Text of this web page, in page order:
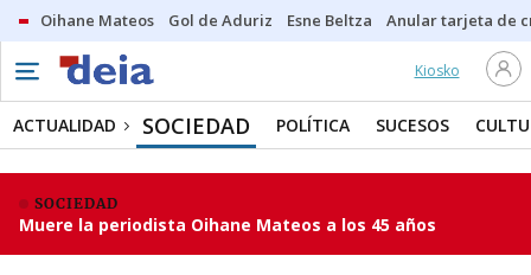
Oihane Mateos Gol de Aduriz Esne Beltza Anular tarjeta de
Kiosko
ACTUALIDAD SOCIEDAD POLÍTICA SUCESOS
SOCIEDAD
Muere la periodista Oihane Mateos a los 45 años